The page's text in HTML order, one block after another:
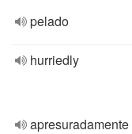
pelado
hurriedly
apresuradamente